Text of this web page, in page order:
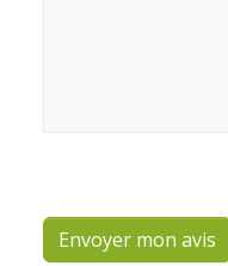
Envoyer mon avis